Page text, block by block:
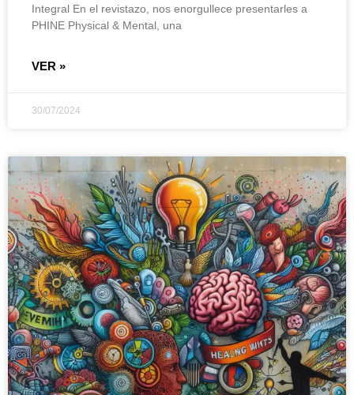
Integral En el revistazo, nos enorgullece presentarles a
PHINE Physical & Mental, una
VER »
30/07/2024